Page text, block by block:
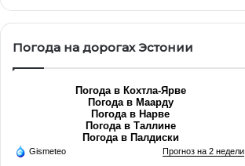
Погода на дорогах Эстонии
Погода в Кохтла-Ярве
Погода в Маарду
Погода в Нарве
Погода в Таллине
Погода в Палдиски
Gismeteo Прогноз на 2 недели